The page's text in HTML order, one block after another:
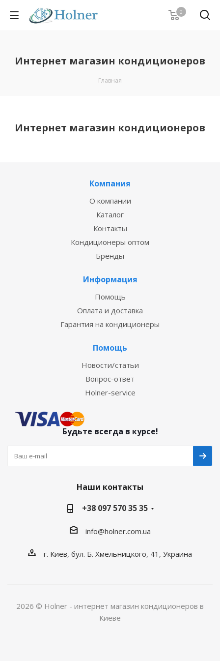
0
Интернет магазин кондиционеров
Главная
Интернет магазин кондиционеров
Компания
О компании
Каталог
Контакты
Кондиционеры оптом
Бренды
Информация
Помощь
Оплата и доставка
Гарантия на кондиционеры
Помощь
Новости/статьи
Вопрос-ответ
Holner-service
Будьте всегда в курсе!
Наши контакты
+38 097 570 35 35
info@holner.com.ua
г. Киев, бул. Б. Хмельницкого, 41, Украина
2026 © Holner - интернет магазин кондиционеров в
Киеве